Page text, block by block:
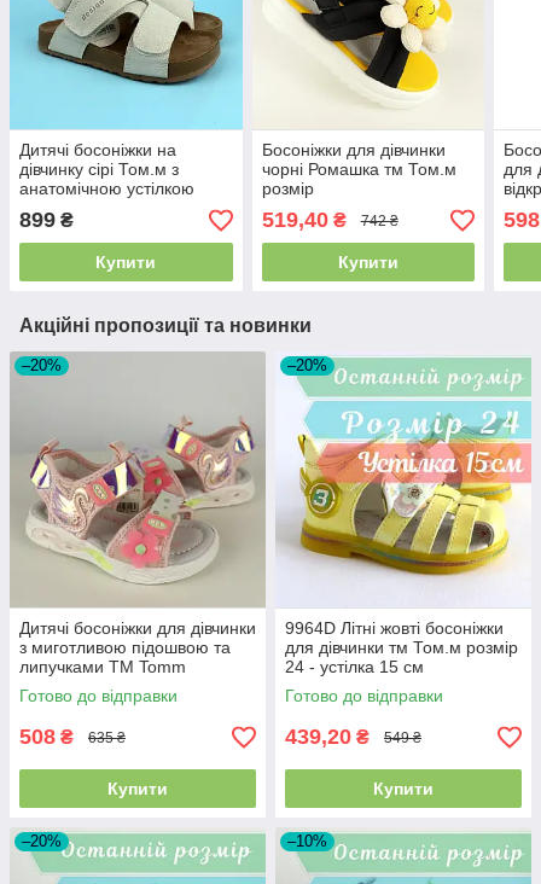
Дитячі босоніжки на
дівчинку сірі Том.м з
анатомічною устілкою
899 ₴
Купити
Босоніжки для дівчинки
чорні Ромашка тм Том.м
розмір
519,40₴ 742 ₴
Купити
для
тм
Акційні пропозиції та новинки
–20%
Дитячі босоніжки для дівчинки
з миготливою підошвою та
липучками ТМ Tomm
Готово до відправки
508 ₴ 635 ₴
Купити
–20%
9964D Літні жовті босоніжки
для дівчинки тм Том.м розмір
24 - устілка 15 см
Готово до відправки
439,20 ₴ 549 ₴
Купити
–20% –10%